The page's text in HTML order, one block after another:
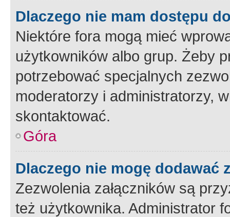
Dlaczego nie mam dostępu
Niektóre fora mogą mieć
użytkowników albo grup. Żeby
potrzebować specjalnych
moderatorzy i administratorzy,
skontaktować.
Góra
Dlaczego nie mogę dodawać
Zezwolenia załączników są
też użytkownika. Administrator